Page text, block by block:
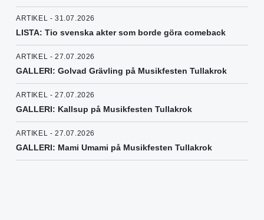
ARTIKEL - 31.07.2026
LISTA: Tio svenska akter som borde göra comeback
ARTIKEL - 27.07.2026
GALLERI: Golvad Grävling på Musikfesten Tullakrok
ARTIKEL - 27.07.2026
GALLERI: Kallsup på Musikfesten Tullakrok
ARTIKEL - 27.07.2026
GALLERI: Mami Umami på Musikfesten Tullakrok